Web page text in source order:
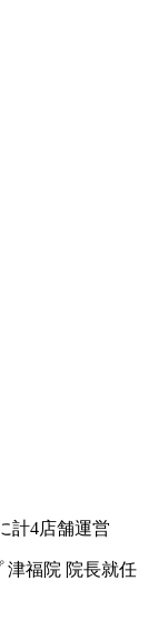
計4店舗運営
津福院 院長就任